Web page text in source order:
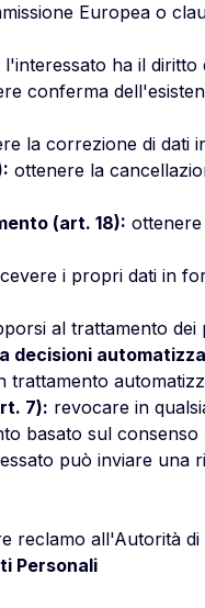
Europea o
l'interessato ha il diritto
conferma
la correzione di dati
ottenere la
(art. 18):
i propri dati in
al trattamento dei
decisioni
trattamento
7): revocare in
basato sul
può inviare una
reclamo all'Autorità
Personali